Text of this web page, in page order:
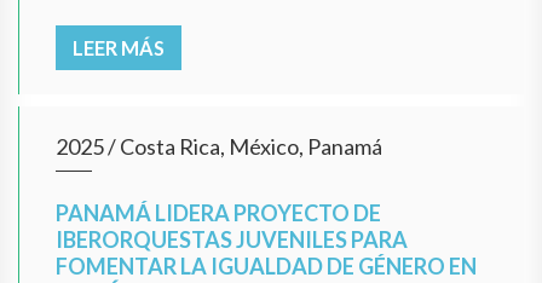
LEER MÁS
2025/Costa Rica, México, Panamá
PANAMÁ LIDERA PROYECTO DE
IBERORQUESTAS JUVENILES PARA
FOMENTAR LA IGUALDAD DE GÉNERO EN